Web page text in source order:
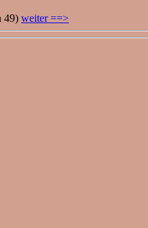
49) weiter ==>